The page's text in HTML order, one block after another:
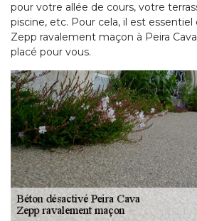
pour votre allée de cours, votre
piscine, etc. Pour cela, il est
Zepp ravalement maçon à Peira
placé pour vous.